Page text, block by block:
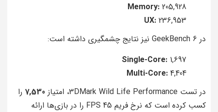
Memory: 205,928
UX: 236,953
در GeekBench 6 نیز نتایج چشمگیری داشته است:
Single-Core: 1,697
Multi-Core: 4,404
در تست 3DMark Wild Life Performance، امتیاز
7,530 را
کسب کرده است که نرخ فریم 45 FPS را در بازی‌ها ارائه